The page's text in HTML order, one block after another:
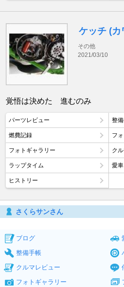
ケッチ (
その他
2021/03/10
覚悟は決めた 進むのみ
パーツレビュー 整
燃費記録 フ
フォトギャラリー ク
ラップタイム 愛
ヒストリー
さくらサンさん
ブログ
整備手帳
クルマレビュー
フォトギャラリー